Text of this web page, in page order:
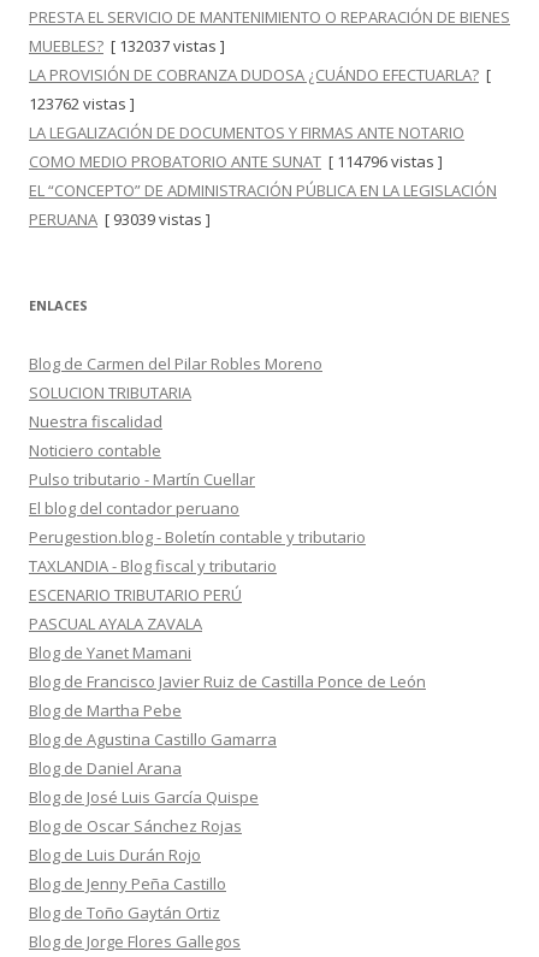
PRESTA EL SERVICIO DE MANTENIMIENTO O REPARACIÓN DE BIENES
MUEBLES? [ 132037 vistas ]
LA PROVISIÓN DE COBRANZA DUDOSA ¿CUÁNDO EFECTUARLA? [
123762 vistas ]
LA LEGALIZACIÓN DE DOCUMENTOS Y FIRMAS ANTE NOTARIO
COMO MEDIO PROBATORIO ANTE SUNAT [ 114796 vistas ]
EL “CONCEPTO” DE ADMINISTRACIÓN PÚBLICA EN LA LEGISLACIÓN
PERUANA [ 93039 vistas ]
ENLACES
Blog de Carmen del Pilar Robles Moreno
SOLUCION TRIBUTARIA
Nuestra fiscalidad
Noticiero contable
Pulso tributario - Martín Cuellar
El blog del contador peruano
Perugestion.blog - Boletín contable y tributario
TAXLANDIA - Blog fiscal y tributario
ESCENARIO TRIBUTARIO PERÚ
PASCUAL AYALA ZAVALA
Blog de Yanet Mamani
Blog de Francisco Javier Ruiz de Castilla Ponce de León
Blog de Martha Pebe
Blog de Agustina Castillo Gamarra
Blog de Daniel Arana
Blog de José Luis García Quispe
Blog de Oscar Sánchez Rojas
Blog de Luis Durán Rojo
Blog de Jenny Peña Castillo
Blog de Toño Gaytán Ortiz
Blog de Jorge Flores Gallegos